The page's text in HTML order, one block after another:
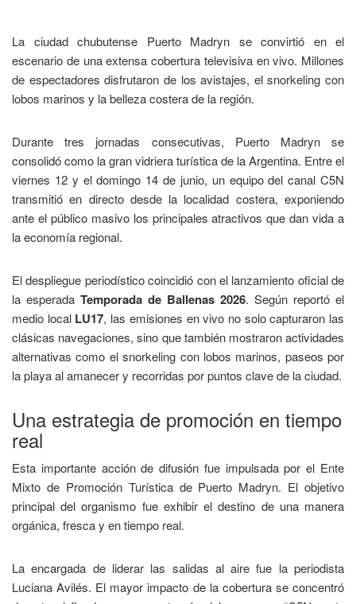
La ciudad chubutense Puerto Madryn se convirtió en el
escenario de una extensa cobertura televisiva en vivo. Millones
de espectadores disfrutaron de los avistajes, el snorkeling con
lobos marinos y la belleza costera de la región.
Durante tres jornadas consecutivas, Puerto Madryn se
consolidó como la gran vidriera turística de la Argentina. Entre el
viernes 12 y el domingo 14 de junio, un equipo del canal C5N
transmitió en directo desde la localidad costera, exponiendo
ante el público masivo los principales atractivos que dan vida a
la economía regional.
El despliegue periodístico coincidió con el lanzamiento oficial de
la esperada Temporada de Ballenas 2026. Según reportó el
medio local LU17, las emisiones en vivo no solo capturaron las
clásicas navegaciones, sino que también mostraron actividades
alternativas como el snorkeling con lobos marinos, paseos por
la playa al amanecer y recorridas por puntos clave de la ciudad.
Una estrategia de promoción en tiempo
real
Esta importante acción de difusión fue impulsada por el Ente
Mixto de Promoción Turística de Puerto Madryn. El objetivo
principal del organismo fue exhibir el destino de una manera
orgánica, fresca y en tiempo real.
La encargada de liderar las salidas al aire fue la periodista
Luciana Avilés. El mayor impacto de la cobertura se concentró